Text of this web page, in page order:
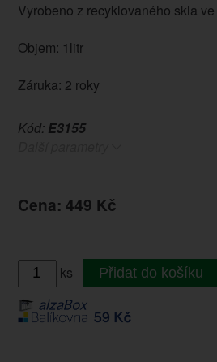
Vyrobeno z recyklovaného skla
Objem: 1litr
Záruka: 2 roky
Kód: E3155
Cena: 449 Kč
ks Přidat do košíku